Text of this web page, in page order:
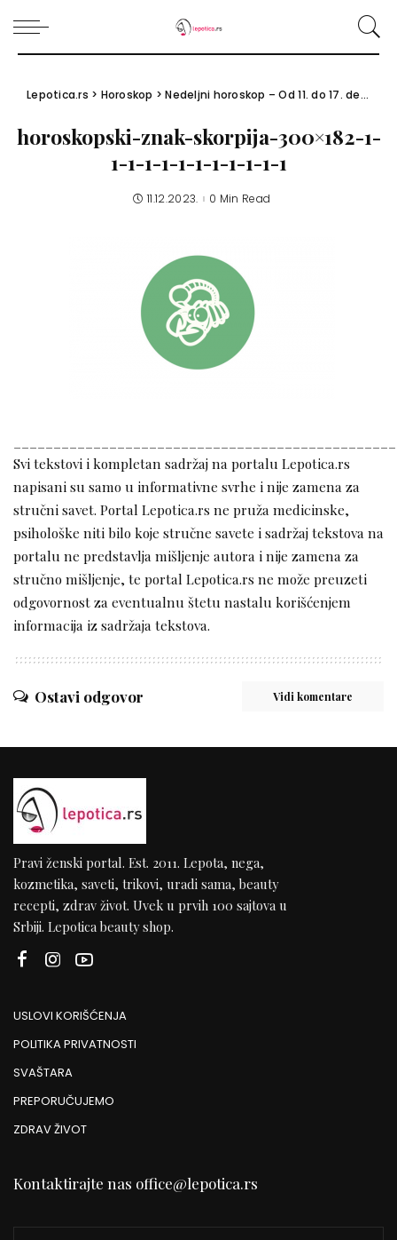
Lepotica.rs > Horoskop >Nedeljni horoskop – Od 11. do 17. decembra 2023.
horoskopski-znak-skorpija-300×182-1-
1-1-1-1-1-1-1-1-1-1-1
11.12.2023. 0 Min Read
Svi tekstovi i kompletan sadržaj na portalu Lepotica.rs
napisani su samo u informativne svrhe i nije zamena za
stručni savet. Portal Lepotica.rs ne pruža medicinske,
psihološke niti bilo koje stručne savete i sadržaj tekstova na
portalu ne predstavlja mišljenje autora i nije zamena za
stručno mišljenje, te portal Lepotica.rs ne može preuzeti
odgovornost za eventualnu štetu nastalu korišćenjem
informacija iz sadržaja tekstova.
Ostavi odgovor Vidi komentare
Pravi ženski portal. Est. 2011. Lepota, nega,
kozmetika, saveti, trikovi, uradi sama, beauty
recepti, zdrav život. Uvek u prvih 100 sajtova u
Srbiji. Lepotica beauty shop.
USLOVI KORIŠĆENJA
POLITIKA PRIVATNOSTI
SVAŠTARA
PREPORUČUJEMO
ZDRAV ŽIVOT
Kontaktirajte nas office@lepotica.rs